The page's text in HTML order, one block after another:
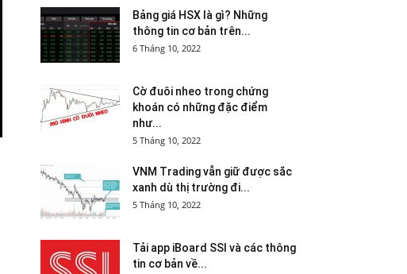
Bảng giá HSX là gì? Những
thông tin cơ bản trên...
6 Tháng 10, 2022
Cờ đuôi nheo trong chứng
khoán có những đặc điểm
như...
5 Tháng 10, 2022
VNM Trading vẫn giữ được sắc
xanh dù thị trường đi...
5 Tháng 10, 2022
Tải app iBoard SSI và các thông
tin cơ bản về...